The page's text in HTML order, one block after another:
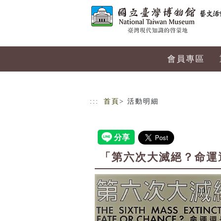
會員專區
::: 首頁 > 活動明細
「第六次大滅絕？命